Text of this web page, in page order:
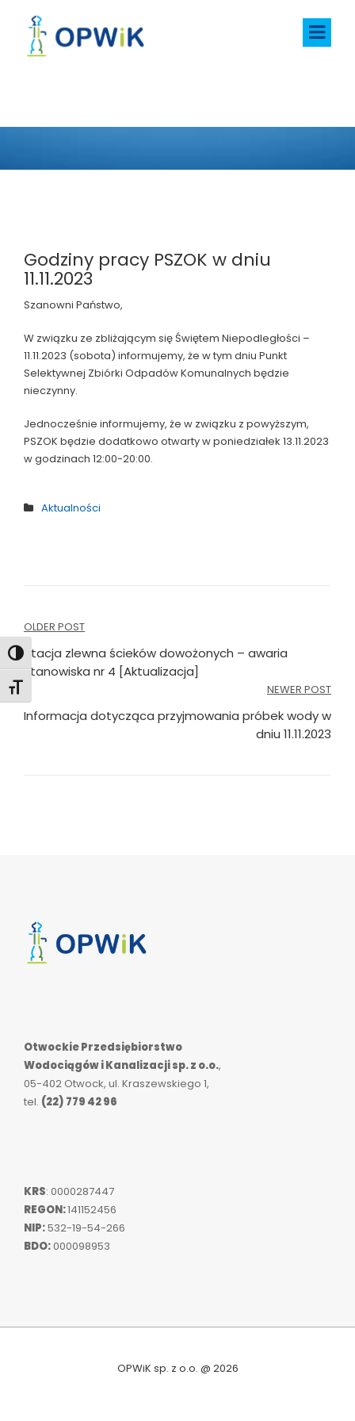
Toggle High Contrast
Toggle Font size
Godziny pracy PSZOK w dniu
11.11.2023
Szanowni Państwo,
W związku ze zbliżającym się Świętem Niepodległości –
11.11.2023 (sobota) informujemy, że w tym dniu Punkt
Selektywnej Zbiórki Odpadów Komunalnych będzie
nieczynny.
Jednocześnie informujemy, że w związku z powyższym,
PSZOK będzie dodatkowo otwarty w poniedziałek 13.11.2023
w godzinach 12:00-20:00.
Aktualności
Nawigacja
wpisu
OLDER POST
Stacja zlewna ścieków dowożonych – awaria
stanowiska nr 4 [Aktualizacja]
NEWER POST
Informacja dotycząca przyjmowania próbek wody w
dniu 11.11.2023
Otwockie Przedsiębiorstwo
Wodociągów i Kanalizacji sp. z o.o.,
05-402 Otwock, ul. Kraszewskiego 1,
tel. (22) 779 42 96
KRS: 0000287447
REGON:141152456
NIP:532-19-54-266
BDO:000098953
OPWiK sp. z o.o. @ 2026